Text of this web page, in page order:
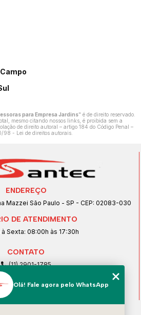
Campo
para Empresa Jardins" é de direito reservado.
mesmo citando nossos links, é proibida sem a
de direito autoral – artigo 184 do Código Penal –
98 - Lei de direitos autorais.
ENDEREÇO
Mazzei São Paulo - SP - CEP: 02083-030
DE ATENDIMENTO
Sexta: 08:00h às 17:30h
CONTATO
(11) 2901-1785
(11) 99239-1832
Olá! Fale agora pelo WhatsApp